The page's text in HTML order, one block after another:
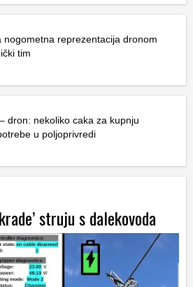
nogometna reprezentacija dronom
tim
dron: nekoliko caka za kupnju
u poljoprivredi
struju s dalekovoda